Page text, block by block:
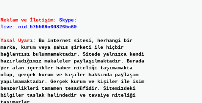
Reklam ve İletişim:
Skype:
live:.cid.575569c608265c69
Yasal Uyarı:
Bu internet sitesi, herhangi bir
marka, kurum veya şahıs şirketi ile hiçbir
bağlantısı bulunmamaktadır. Sitede yalnızca kendi
hazırladığımız makaleler paylaşılmaktadır. Burada
yer alan içerikler haber niteliği taşımamakta
olup, gerçek kurum ve kişiler hakkında paylaşım
yapılmamaktadır. Gerçek kurum ve kişiler ile isim
benzerlikleri tamamen tesadüfidir. Sitemizdeki
bilgiler taslak halindedir ve tavsiye niteliği